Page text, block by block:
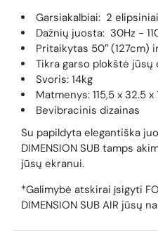
Garsiakalbiai: 2
Dažnių juosta: 30Hz -
Pritaikytas 50″ (127cm)
Tikra garso plokštė jūsų
Svoris: 14kg
Matmenys: 115,5 x 32.5 x
Bevibracinis dizainas
Su papildyta elegantiška
DIMENSION SUB tamps
jūsų ekranui.
*Galimybė atskirai įsigyti
DIMENSION SUB AIR jūsų